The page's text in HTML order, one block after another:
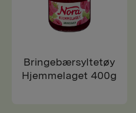
Bringebærsyltetøy
Hjemmelaget 400g